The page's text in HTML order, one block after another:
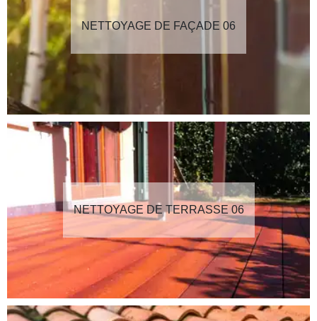
NETTOYAGE DE FAÇADE 06
NETTOYAGE DE TERRASSE 06